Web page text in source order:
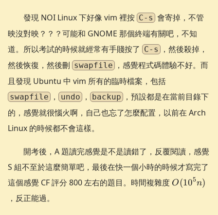
發現 NOI Linux 下好像 vim 裡按 C-s 會寄掉，不管
映沒對映？？？可能和 GNOME 那個終端有關吧，不知
道。所以考試的時候就經常有手賤按了 C-s
，然後殺掉，
然後恢復，然後刪 swapfile
，感覺程式碼體驗不好。而
且發現 Ubuntu 中 vim 所有的臨時檔案，包括
swapfile ， undo ， backup
，預設都是在當前目錄下
的，感覺就很惱火啊，自己也忘了怎麼配置，以前在 Arch
Linux 的時候都不會這樣。
開考後，A 題讀完感覺是不是讀錯了，反覆閱讀，感覺
S 組不至於這麼簡單吧，最後在快一個小時的時候才寫完了
這個感覺 CF 評分 800 左右的題目。時間複雜度 O(10^5n)
O(105n)
，反正能過。